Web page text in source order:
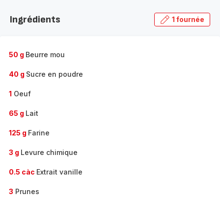
gamme
Ingrédients 1 fournée
50 g Beurre mou
40 g Sucre en poudre
1 Oeuf
65 g Lait
125 g Farine
3 g Levure chimique
0.5 càc Extrait vanille
3 Prunes